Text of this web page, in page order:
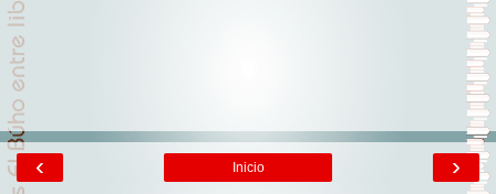
‹ ›
Inicio